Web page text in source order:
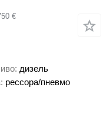
€
дизель
рессора/пневмо